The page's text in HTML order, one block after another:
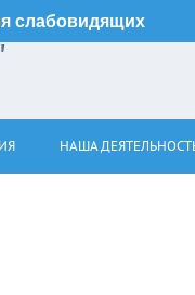
слабовидящих
НАША